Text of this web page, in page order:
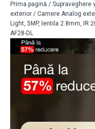
Prima pagină / Supraveghere
exterior / Camere Analog
Light, 5MP, lentila 2.8mm, IR
AF28-DL